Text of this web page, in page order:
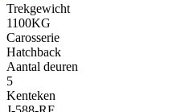
Trekgewicht
1100KG
Carosserie
Hatchback
Aantal deuren
5
Kenteken